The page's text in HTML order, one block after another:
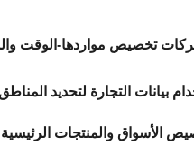
تخصيص مواردها-الوقت
بيانات التجارة لتحديد
الأسواق والمنتجات